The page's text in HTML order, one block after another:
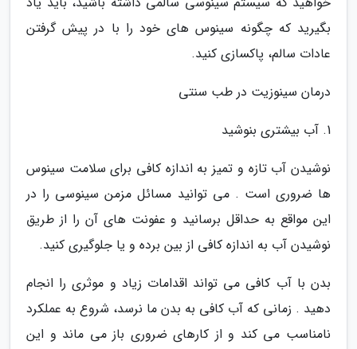
بگیرید که چگونه سینوس های خود را با در پیش گرفتن
عادات سالم، پاکسازی کنید.
درمان سینوزیت در طب سنتی
1. آب بیشتری بنوشید
نوشیدن آب تازه و تمیز به اندازه کافی برای سلامت سینوس
ها ضروری است . می توانید مسائل مزمن سینوسی را در
این مواقع به حداقل برسانید و عفونت های آن را از طریق
نوشیدن آب به اندازه کافی از بین برده و یا جلوگیری کنید.
بدن با آب کافی می تواند اقدامات زیاد و موثری را انجام
دهید . زمانی که آب کافی به بدن ما نرسد، شروع به عملکرد
نامناسب می کند و از کارهای ضروری باز می ماند و این